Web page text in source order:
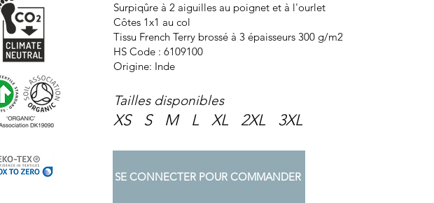
Surpiqûre à 2 aiguilles au poignet et à l'ourlet
Côtes 1x1 au col
Tissu French Terry brossé à 3 épaisseurs 300 g/m2
HS Code : 6109100
Origine: Inde
Tailles disponibles
XS S M L XL 2XL 3XL
SE CONNECTER POUR COMMANDER